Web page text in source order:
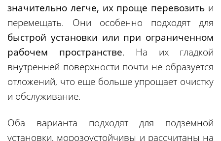
значительно легче, их проще перевозить и
перемещать. Они особенно подходят для
быстрой установки или при ограниченном
рабочем пространстве. На их гладкой
внутренней поверхности почти не образуется
отложений, что еще больше упрощает очистку
и обслуживание.
Оба варианта подходят для подземной
установки, морозоустойчивы и рассчитаны на